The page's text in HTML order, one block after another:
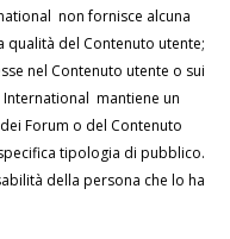
non fornisce alcuna
qualità del Contenuto utente;
nel Contenuto utente o sui
mantiene un
Forum o del Contenuto
tipologia di pubblico.
della persona che lo ha